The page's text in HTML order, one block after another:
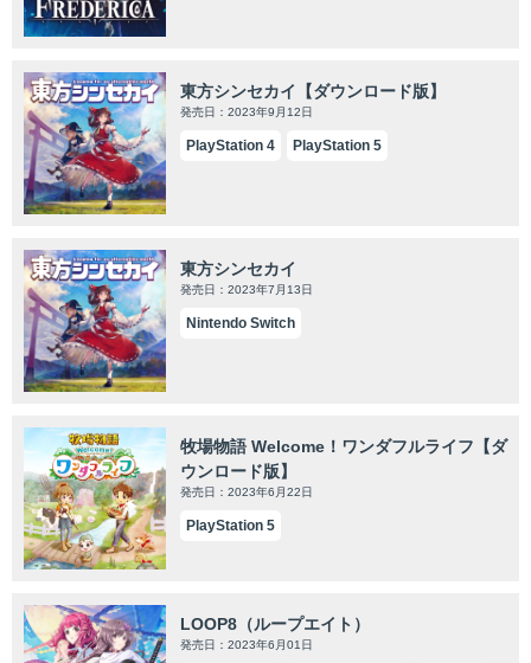
東方シンセカイ【ダウンロード版】
発売日：2023年9月12日
PlayStation 4 PlayStation 5
東方シンセカイ
発売日：2023年7月13日
Nintendo Switch
牧場物語 Welcome！ワンダフルライフ【ダ
ウンロード版】
発売日：2023年6月22日
PlayStation 5
LOOP8（ループエイト）
発売日：2023年6月01日